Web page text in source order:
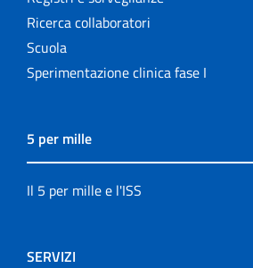
Ricerca collaboratori
Scuola
Sperimentazione clinica fase I
5 per mille
Il 5 per mille e l'ISS
SERVIZI